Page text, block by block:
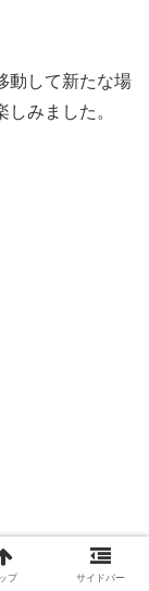
動して新たな場
みました。
楽しめる
プ サイドバー